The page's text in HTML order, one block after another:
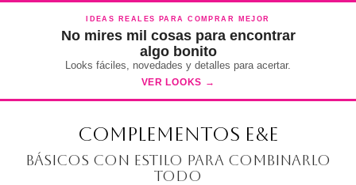
IDEAS REALES PARA COMPRAR MEJOR
No mires mil cosas para encontrar
algo bonito
Looks fáciles, novedades y detalles para acertar.
VER LOOKS →
COMPLEMENTOS E&E
Básicos con estilo para combinarlo
todo